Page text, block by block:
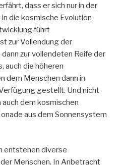
dass er sich nur in der
die kosmische Evolution
führt
zur Vollendung der
zur vollendeten Reife der
auch die höheren
dem Menschen dann in
gestellt. Und nicht
dem kosmischen
aus dem Sonnensystem
entstehen diverse
Menschen. In Anbetracht